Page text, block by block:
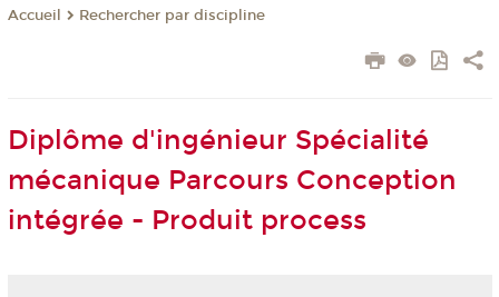
Accueil Rechercher par discipline
Diplôme d'ingénieur Spécialité
mécanique Parcours Conception
intégrée - Produit process